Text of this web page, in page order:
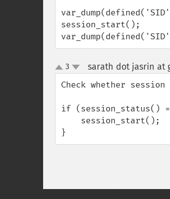
session_start();
up
down
3 sarath dot jasrin at
Check whether
if (session_status() ==
}